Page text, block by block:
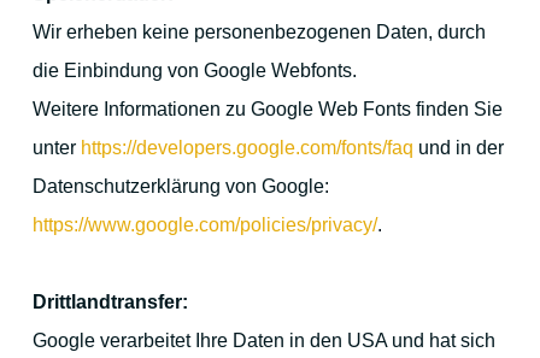
Wir erheben keine personenbezogenen Daten, durch
die Einbindung von Google Webfonts.
Weitere Informationen zu Google Web Fonts finden Sie
unter https://developers.google.com/fonts/faq und in der
Datenschutzerklärung von Google:
https://www.google.com/policies/privacy/.
Drittlandtransfer:
Google verarbeitet Ihre Daten in den USA und hat sich